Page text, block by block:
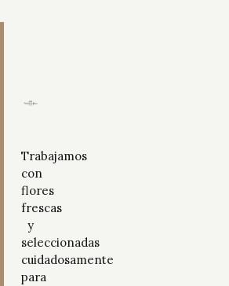
Trabajamos
con
flores
frescas
y
seleccionadas
cuidadosamente
para